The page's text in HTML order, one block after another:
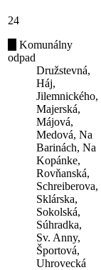
24
Komunálny
odpad
Družstevná,
Háj,
Jilemnického,
Majerská,
Májová,
Medová, Na
Barinách, Na
Kopánke,
Rovňanská,
Schreiberova,
Sklárska,
Sokolská,
Súhradka,
Sv. Anny,
Športová,
Uhrovecká